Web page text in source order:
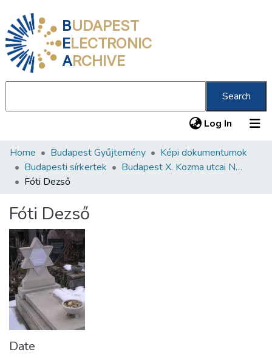
BUDAPEST
ELECTRONIC
ARCHIVE
Search
Log In (current)
Communities & Collections
All of DSpace
About us
Home Budapest Gyűjtemény
Képi dokumentumok
Budapesti sírkertek
Budapest X. Kozma utcai Neológ Zsidó Temető
Fóti Dezső
Fóti Dezső
Date